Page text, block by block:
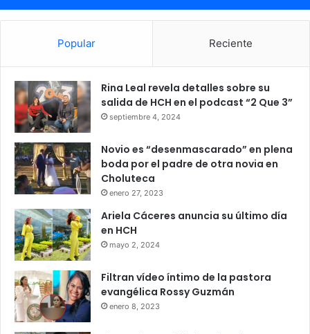
Popular Reciente
Rina Leal revela detalles sobre su
salida de HCH en el podcast “2 Que 3”
septiembre 4, 2024
Novio es “desenmascarado” en plena
boda por el padre de otra novia en
Choluteca
enero 27, 2023
Ariela Cáceres anuncia su último día
en HCH
mayo 2, 2024
Filtran vídeo íntimo de la pastora
evangélica Rossy Guzmán
enero 8, 2023